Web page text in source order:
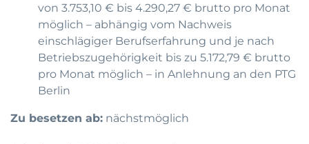
von 3.753,10 € bis 4.290,27 € brutto pro Monat
möglich – abhängig vom Nachweis
einschlägiger Berufserfahrung und je nach
Betriebszugehörigkeit bis zu 5.172,79 € brutto
pro Monat möglich – in Anlehnung an den PTG
Berlin
Zu besetzen ab: nächstmöglich